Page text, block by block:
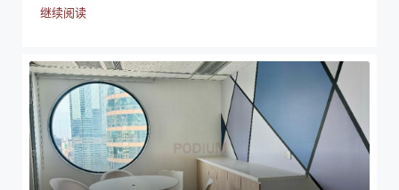
以為找到了低呎租的便宜租盤，卻沒料到那個寫字樓的實用面
點後準時關閉，你的同事每晚加班都要支付額外的冷氣費。租
辦公室不單是找一個地方擺電腦，而是一個關於現金流、員工
滿意度與企業形象的重要步驟，一不小心，一份為期兩至三年
的死約就可能拖垮公司的營運，導致現金流不足，員工不滿，
經營出現問題。在這個瞬息萬變的時代，如何看穿業主的糖衣
包裝，精準鎖定性價比最高的空間，正是每位老闆經營生意的
必備技能。 有關租賃商業辦公室時的考慮 租賃商業辦公室絕對
继续阅读